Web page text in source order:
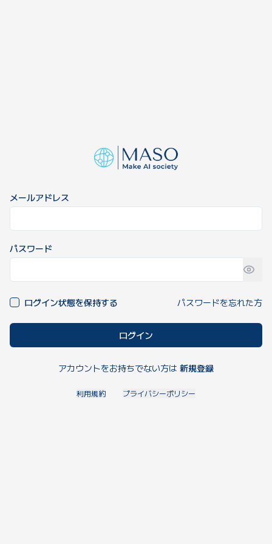
メールアドレス
パスワード
ログイン状態を保持する パスワードを忘れた方
ログイン
アカウントをお持ちでない方は 新規登録
利用規約 プライバシーポリシー